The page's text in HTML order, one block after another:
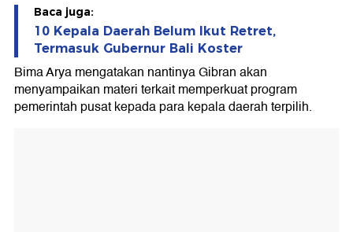
Baca juga:
10 Kepala Daerah Belum Ikut Retret,
Termasuk Gubernur Bali Koster
Bima Arya mengatakan nantinya Gibran akan
menyampaikan materi terkait memperkuat program
pemerintah pusat kepada para kepala daerah terpilih.